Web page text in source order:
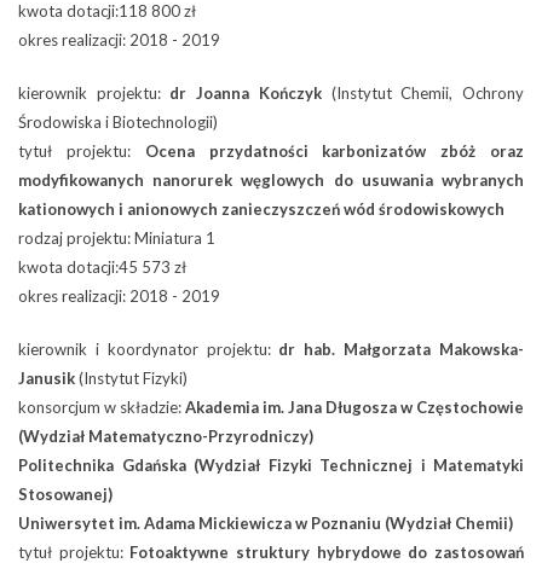
kwota dotacji:118 800 zł
okres realizacji: 2018 - 2019
kierownik projektu: dr Joanna Kończyk(Instytut Chemii, Ochrony
Środowiska i Biotechnologii)
tytuł projektu: Ocena przydatności karbonizatów zbóż oraz
modyfikowanych nanorurek węglowych do usuwania wybranych
kationowych i anionowych zanieczyszczeń wód środowiskowych
rodzaj projektu: Miniatura 1
kwota dotacji:45 573 zł
okres realizacji: 2018 - 2019
kierownik i koordynator projektu: dr hab. Małgorzata Makowska-
Janusik(Instytut Fizyki)
konsorcjum w składzie:Akademia im. Jana Długosza w Częstochowie
(Wydział Matematyczno-Przyrodniczy)
Politechnika Gdańska (Wydział Fizyki Technicznej i Matematyki
Stosowanej)
Uniwersytet im. Adama Mickiewicza w Poznaniu (Wydział Chemii)
tytuł projektu: Fotoaktywne struktury hybrydowe do zastosowań